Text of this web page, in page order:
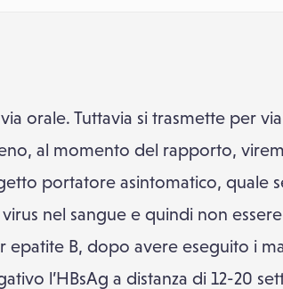
orale. Tuttavia si trasmette per
al momento del rapporto,
portatore asintomatico, quale
nel sangue e quindi non
B, dopo avere eseguito i
l’HBsAg a distanza di 12-20